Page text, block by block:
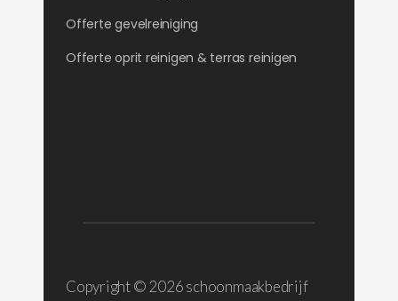
Offerte gevelreiniging
Offerte oprit reinigen & terras reinigen
Copyright © 2026 schoonmaakbedrijf